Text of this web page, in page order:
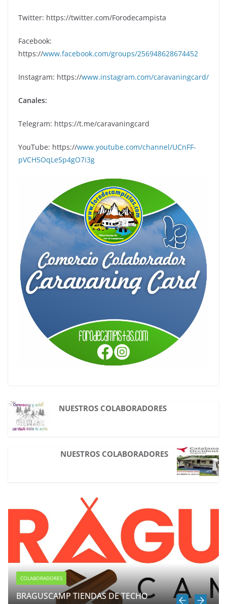
Twitter: https://twitter.com/Forodecampista
Facebook:
https://www.facebook.com/groups/256948628674452
Instagram: https://www.instagram.com/caravaningcard/
Canales:
Telegram: https://t.me/caravaningcard
YouTube: https://www.youtube.com/channel/UCnFF-
pVCH5OqLeSp4gO7i3g
NUESTROS COLABORADORES
NUESTROS COLABORADORES
COLABORADORES
BRAGUSCAMP TIENDAS DE TECHO